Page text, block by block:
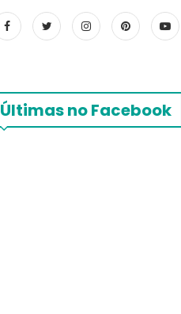
Últimas no Facebook